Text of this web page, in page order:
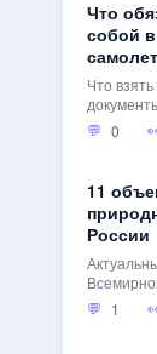
Что
собой
Что
0
11
России
1